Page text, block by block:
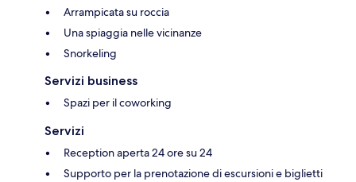
Arrampicata su roccia
Una spiaggia nelle vicinanze
Snorkeling
Servizi business
Spazi per il coworking
Servizi
Reception aperta 24 ore su 24
Supporto per la prenotazione di escursioni e biglietti